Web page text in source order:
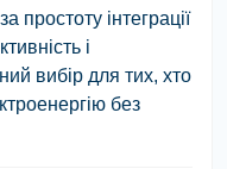
простоту інтеграції
і
вибір для тих, хто
без